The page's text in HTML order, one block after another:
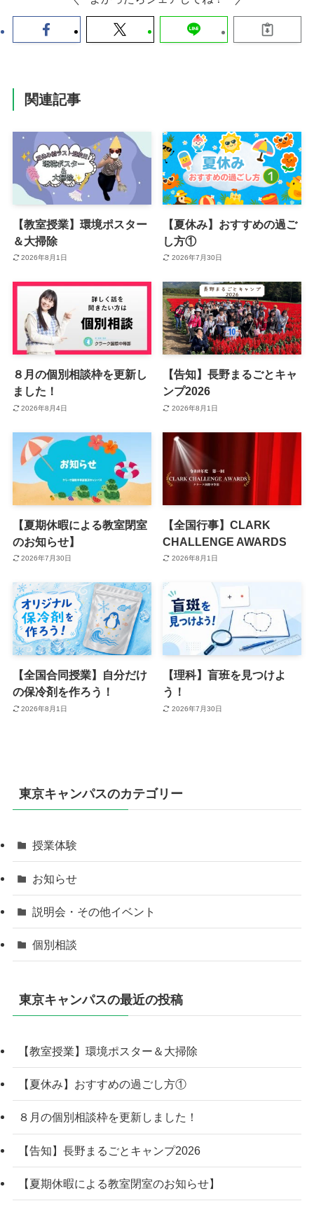
関連記事
【教室授業】環境ポスター
＆大掃除
2026年8月1日
【夏休み】おすすめの過ご
し方①
2026年7月30日
８月の個別相談枠を更新し
ました！
2026年8月4日
【告知】長野まるごとキャ
ンプ2026
2026年8月1日
【夏期休暇による教室閉室
のお知らせ】
2026年7月30日
【全国行事】CLARK
CHALLENGE AWARDS
2026年8月1日
【全国合同授業】自分だけ
の保冷剤を作ろう！
2026年8月1日
【理科】盲班を見つけよ
う！
2026年7月30日
東京キャンパスのカテゴリー
授業体験
お知らせ
説明会・その他イベント
個別相談
東京キャンパスの最近の投稿
【教室授業】環境ポスター＆大掃除
【夏休み】おすすめの過ごし方①
８月の個別相談枠を更新しました！
【告知】長野まるごとキャンプ2026
【夏期休暇による教室閉室のお知らせ】